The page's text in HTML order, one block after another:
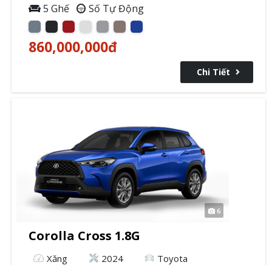
5 Ghế Số Tự Động
860,000,000đ
Chi Tiết
6
Corolla Cross 1.8G
Xăng 2024 Toyota